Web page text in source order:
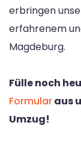
erbringen
erfahrenem
Magdeburg.
Fülle noch
Formularaus
Umzug!